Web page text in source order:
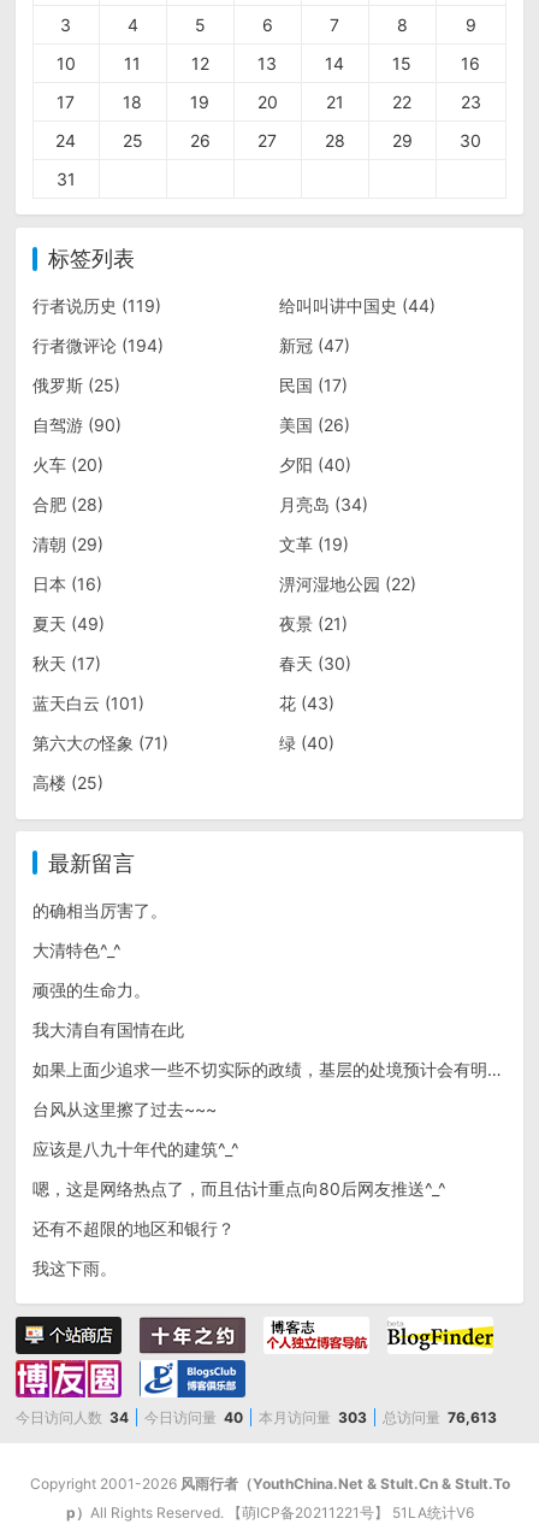
3
4 5 6 7 8
9
10
11 12 13 14 15
16
17
18 19 20 21 22
23
24
25 26 27 28 29
30
31
标签列表
行者说历史 (119) 给叫叫讲中国史 (44)
行者微评论(194) 新冠(47)
俄罗斯(25) 民国 (17)
自驾游(90) 美国 (26)
火车(20) 夕阳 (40)
合肥(28) 月亮岛 (34)
清朝 (29) 文革(19)
日本 (16) 淠河湿地公园 (22)
夏天 (49) 夜景(21)
秋天 (17) 春天 (30)
蓝天白云 (101) 花(43)
第六大の怪象 (71) 绿(40)
高楼 (25)
最新留言
的确相当厉害了。
大清特色^_^
顽强的生命力。
我大清自有国情在此
如果上面少追求一些不切实际的政绩，基层的处境预计会有明显改善~~~
台风从这里擦了过去~~~
应该是八九十年代的建筑^_^
嗯，这是网络热点了，而且估计重点向80后网友推送^_^
还有不超限的地区和银行？
我这下雨。
今日访问人数 34 今日访问量 40 本月访问量 303 总访问量 76,613
Copyright 2001-2026 风雨行者（YouthChina.Net & StuIt.Cn & StuIt.To
p） All Rights Reserved. 【萌ICP备20211221号】 51LA统计V6